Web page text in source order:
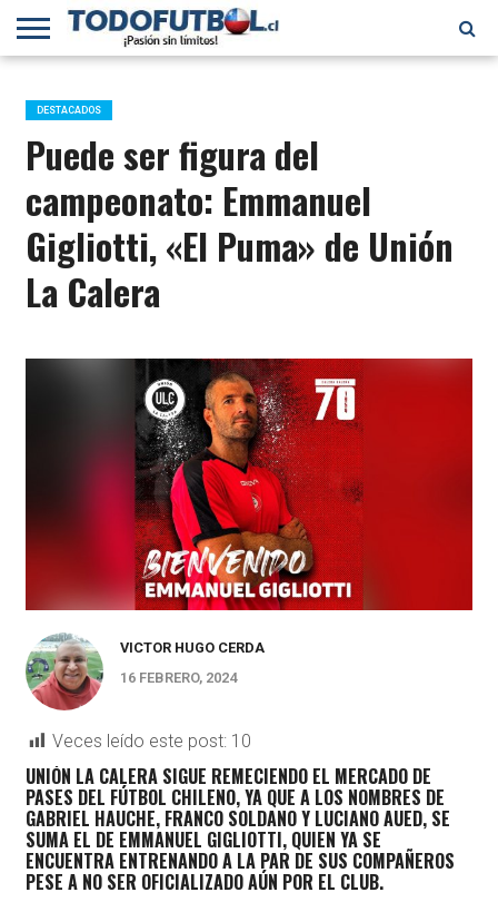
PRIMERA
B
SELECCIÓN
CHILENA
CHILENOS
EN EL
MUNDO
FÚTBOL
INTERNACIONAL
DESTACADOS
Puede ser figura del
campeonato: Emmanuel
Gigliotti, «El Puma» de Unión
La Calera
VICTOR HUGO CERDA
16 FEBRERO, 2024
Veces leído este post: 10
UNIÓN LA CALERA SIGUE REMECIENDO EL MERCADO DE
PASES DEL FÚTBOL CHILENO, YA QUE A LOS NOMBRES DE
GABRIEL HAUCHE, FRANCO SOLDANO Y LUCIANO AUED, SE
SUMA EL DE EMMANUEL GIGLIOTTI, QUIEN YA SE
ENCUENTRA ENTRENANDO A LA PAR DE SUS COMPAÑEROS
PESE A NO SER OFICIALIZADO AÚN POR EL CLUB.